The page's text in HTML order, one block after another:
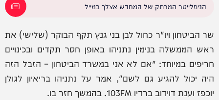
הניוזלייטר המרתק של המחדש אצלך במייל
שר הביטחון ויו"ר כחול לבן בני גנץ תקף הבוקר (שלישי) את
ראש הממשלה בנימין נתניהו באופן חסר תקדים ובכינויים
חריפים במיוחד: "אם לא אני במשרד הביטחון – הזבל הזה
היה יכול להגיע גם לשם", אמר על נתניהו בריאיון לגולן
יוכפז וענת דוידוב ברדיו 103FM. בהמשך חזר בו.